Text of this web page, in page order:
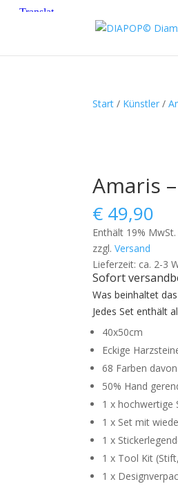
Start / Künstler /
Amaris
€ 49,90
Enthält 19% MwSt.
zzgl.Versand
Lieferzeit: ca. 2-3
Sofort
Was beinhaltet
Jedes Set enthält
40x50cm
Eckige
68 Farben
50% Hand
1 x hochwertige
1 x Set mit
1 x
1 x Tool Kit
1 x